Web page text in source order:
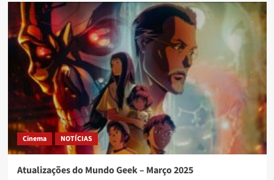
Cinema NOTÍCIAS
Atualizações do Mundo Geek – Março 2025